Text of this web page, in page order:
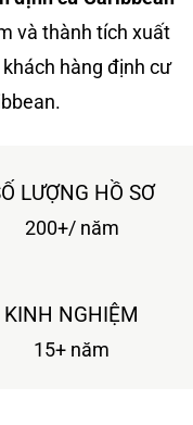
và thành tích xuất
hàng định cư
LƯỢNG HỒ SƠ
200+/ năm
KINH NGHIỆM
15+ năm